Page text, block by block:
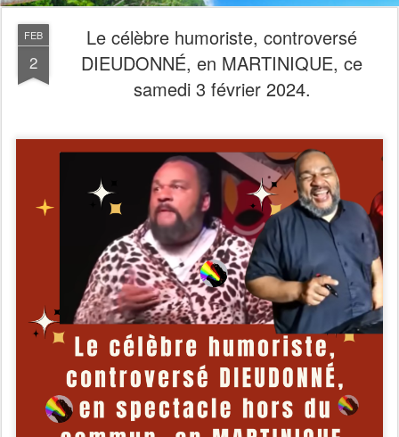
FEB
2
Le célèbre humoriste, controversé
DIEUDONNÉ, en MARTINIQUE, ce
samedi 3 février 2024.